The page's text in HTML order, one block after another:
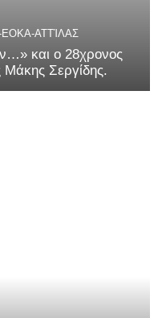
ΑΤΤΊΛΑΣ
και ο 28χρονος
Σεργίδης.